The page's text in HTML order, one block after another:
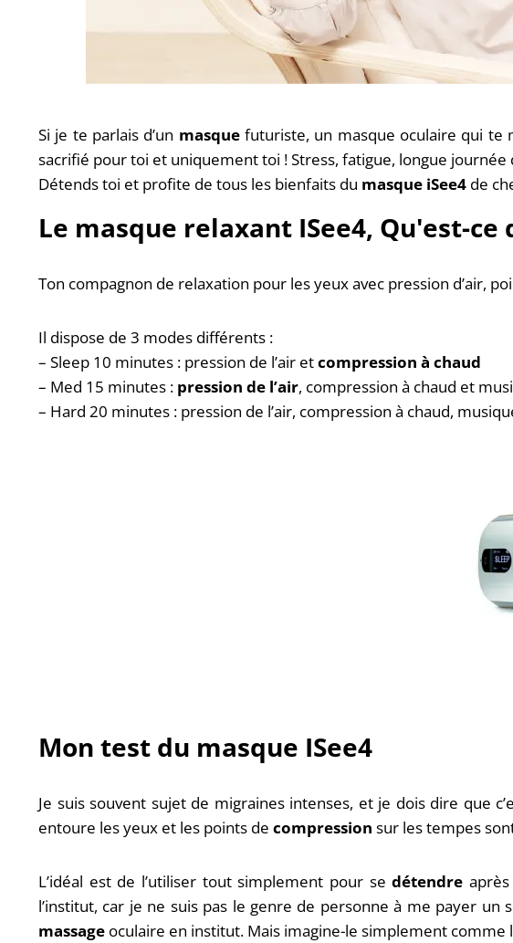
Si je te parlais d’un masquefuturiste, un masque oculaire qui te
sacrifié pour toi et uniquement toi ! Stress, fatigue, longue journée
Détends toi et profite de tous les bienfaits du masque iSee4 de
Le masque relaxant ISee4, Qu'est-ce
Ton compagnon de relaxation pour les yeux avec pression d’air,
Il dispose de 3 modes différents :
– Sleep 10 minutes : pression de l’air etcompression à chaud
– Med 15 minutes : pression de l’air, compression à chaud et
– Hard 20 minutes : pression de l’air, compression à chaud,
Mon test du masque ISee4
Je suis souvent sujet de migraines intenses, et je dois dire que
entoure les yeux et les points de compression sur les tempes
L’idéal est de l’utiliser tout simplement pour sedétendre
l’institut, car je ne suis pas le genre de personne à me payer
massage oculaire en institut. Mais imagine-le simplement comme